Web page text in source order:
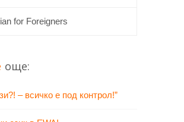
for Foreigners
още:
– всичко е под контрол!”